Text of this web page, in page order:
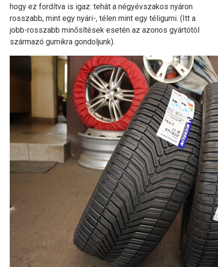
hogy ez fordítva is igaz: tehát a négyévszakos nyáron
rosszabb, mint egy nyári-, télen mint egy téligumi. (Itt a
jobb-rosszabb minősítések esetén az azonos gyártótól
származó gumikra gondoljunk).